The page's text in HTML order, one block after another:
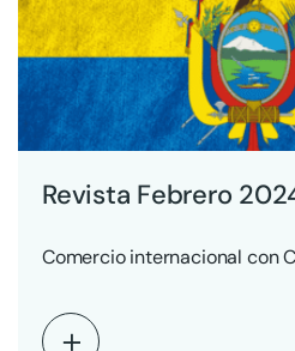
Revista Febrero
Comercio internacional con